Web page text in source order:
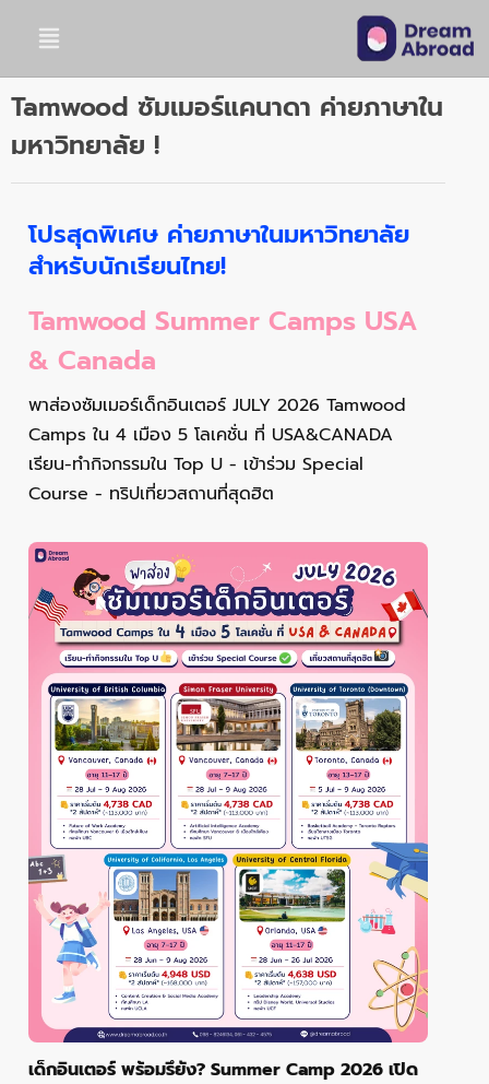
Tamwood ซัมเมอร์แคนาดา ค่ายภาษาใน
มหาวิทยาลัย !
โปรสุดพิเศษ ค่ายภาษาในมหาวิทยาลัย
สำหรับนักเรียนไทย!
Tamwood Summer Camps USA
& Canada
พาส่องซัมเมอร์เด็กอินเตอร์ JULY 2026 Tamwood
Camps ใน 4 เมือง 5 โลเคชั่น ที่ USA&CANADA
เรียน-ทำกิจกรรมใน Top U - เข้าร่วม Special
Course - ทริปเที่ยวสถานที่สุดฮิต
เด็กอินเตอร์ พร้อมรึยัง? Summer Camp 2026 เปิด